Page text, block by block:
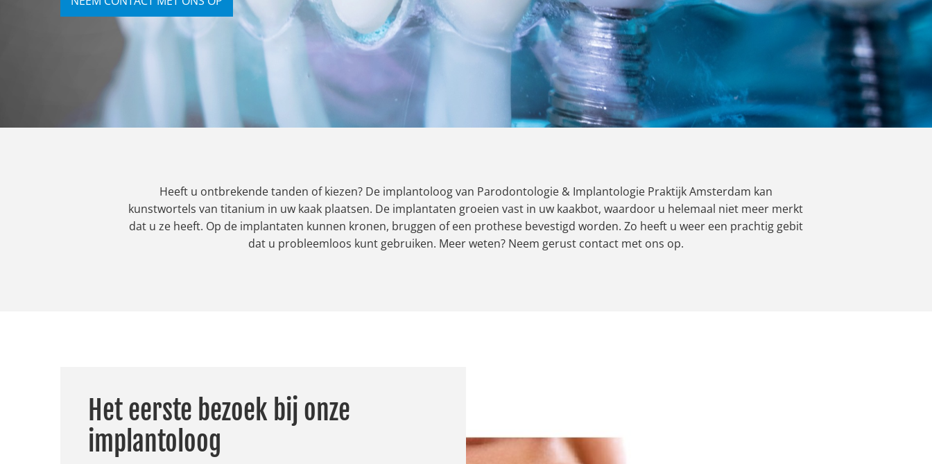
Heeft u ontbrekende tanden of kiezen? De implantoloog van Parodontologie & Implantologie Praktijk Amsterdam kan
kunstwortels van titanium in uw kaak plaatsen. De implantaten groeien vast in uw kaakbot, waardoor u helemaal niet meer merkt
dat u ze heeft. Op de implantaten kunnen kronen, bruggen of een prothese bevestigd worden. Zo heeft u weer een prachtig gebit
dat u probleemloos kunt gebruiken. Meer weten? Neem gerust contact met ons op.
Het eerste bezoek bij onze
implantoloog